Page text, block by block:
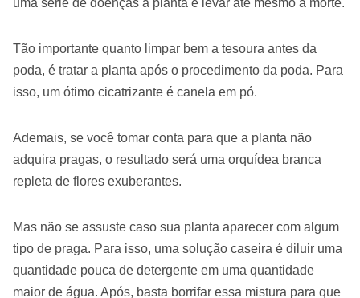
uma série de doenças à planta e levar até mesmo à morte.
Tão importante quanto limpar bem a tesoura antes da
poda, é tratar a planta após o procedimento da poda. Para
isso, um ótimo cicatrizante é canela em pó.
Ademais, se você tomar conta para que a planta não
adquira pragas, o resultado será uma orquídea branca
repleta de flores exuberantes.
Mas não se assuste caso sua planta aparecer com algum
tipo de praga. Para isso, uma solução caseira é diluir uma
quantidade pouca de detergente em uma quantidade
maior de água. Após, basta borrifar essa mistura para que